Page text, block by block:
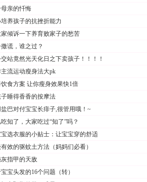
亲的忏悔
培养孩子的抗挫折能力
倾诉一下养育败家子的愁苦
谎，谁之过？
站竟然光天化日之下卖孩子！！！！
流运动瘦身法大pk
食方案 让你瘦身效果快1倍
睡得香香的按摩法
巴对付宝宝长痱子,很管用哦！~
知了，大家吃过“知了”吗？
选衣服的小贴士：让宝宝穿的舒适
效的驱蚊土方法（妈妈们必看）
指甲的天敌
宝头发的16个问题（转）